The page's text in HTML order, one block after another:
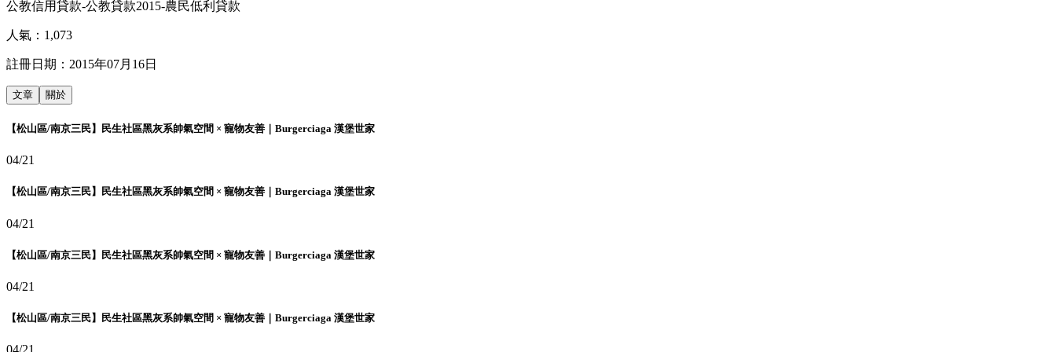
公教信用貸款-公教貸款2015-農民低利貸款
人氣： 1,073
註冊日期： 2015年07月16日
文章 關於
【松山區/南京三民】民生社區黑灰系帥氣空間 × 寵物友善｜Burgerciaga 漢堡世家
04/21
【松山區/南京三民】民生社區黑灰系帥氣空間 × 寵物友善｜Burgerciaga 漢堡世家
04/21
【松山區/南京三民】民生社區黑灰系帥氣空間 × 寵物友善｜Burgerciaga 漢堡世家
04/21
【松山區/南京三民】民生社區黑灰系帥氣空間 × 寵物友善｜Burgerciaga 漢堡世家